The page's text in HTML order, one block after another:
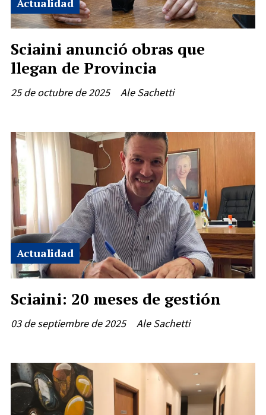
Sciaini anunció obras que
llegan de Provincia
Ale Sachetti
25 de octubre de 2025
Sciaini: 20 meses de gestión
Ale Sachetti
Actualidad
03 de septiembre de 2025